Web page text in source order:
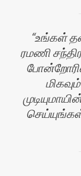
உங்கள்
ரமணி